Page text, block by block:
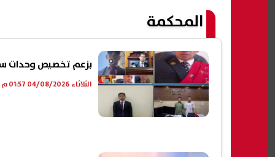
المحكمة
بزعم تخصيص وحدات
الثلاثاء 04/08/2026 01:57 م